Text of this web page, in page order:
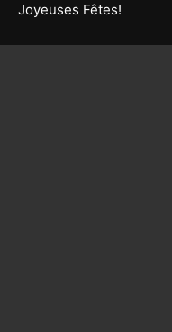
Joyeuses Fêtes!